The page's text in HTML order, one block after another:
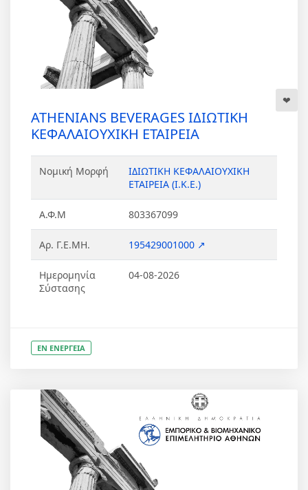
ATHENIANS BEVERAGES ΙΔΙΩΤΙΚΗ
ΚΕΦΑΛΑΙΟΥΧΙΚΗ ΕΤΑΙΡΕΙΑ
Νομική Μορφή
ΙΔΙΩΤΙΚΗ ΚΕΦΑΛΑΙΟΥΧΙΚΗ
ΕΤΑΙΡΕΙΑ (Ι.Κ.Ε.)
Α.Φ.Μ 803367099
Αρ. Γ.Ε.ΜΗ. 195429001000 ↗
Ημερομηνία
Σύστασης
04-08-2026
ΕΝ ΕΝΕΡΓΕΙΑ